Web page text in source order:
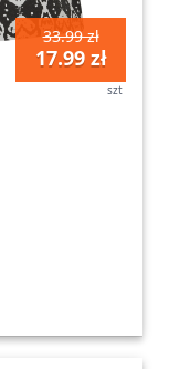
33.99 zł
17.99 zł
szt